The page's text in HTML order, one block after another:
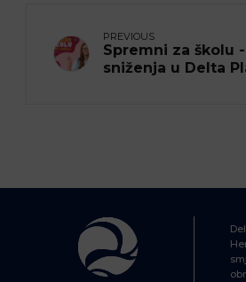
PREVIOUS
Spremni za školu
sniženja u Delta